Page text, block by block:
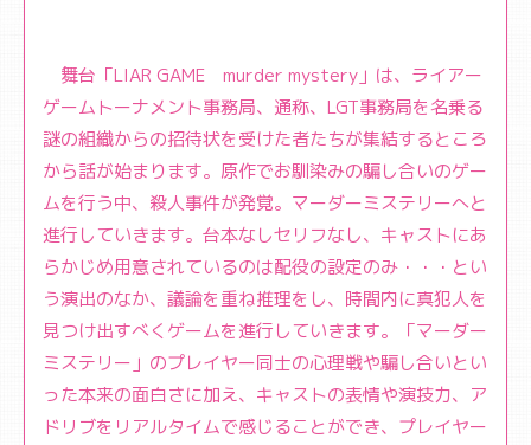
舞台「LIAR GAME murder mystery」は、ライアー
ゲームトーナメント事務局、通称、LGT事務局を名乗る
謎の組織からの招待状を受けた者たちが集結するところ
から話が始まります。原作でお馴染みの騙し合いのゲー
ムを行う中、殺人事件が発覚。マーダーミステリーへと
進行していきます。台本なしセリフなし、キャストにあ
らかじめ用意されているのは配役の設定のみ・・・とい
う演出のなか、議論を重ね推理をし、時間内に真犯人を
見つけ出すべくゲームを進行していきます。「マーダー
ミステリー」のプレイヤー同士の心理戦や騙し合いとい
った本来の面白さに加え、キャストの表情や演技力、ア
ドリブをリアルタイムで感じることができ、プレイヤー